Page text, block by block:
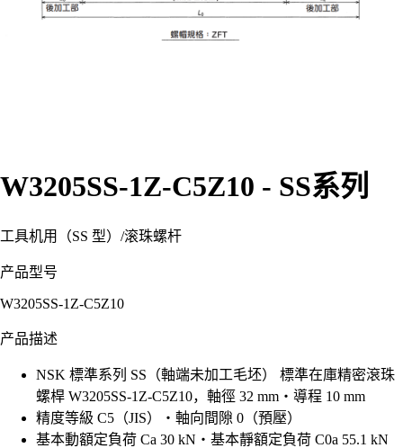
W3205SS-1Z-C5Z10 - SS系列
工具机用（SS 型） /滚珠螺杆
产品型号
W3205SS-1Z-C5Z10
产品描述
NSK 標準系列 SS（軸端未加工毛坯） 標準在庫精密滾珠
螺桿 W3205SS-1Z-C5Z10，軸徑 32 mm・導程 10 mm
精度等級 C5（JIS）・軸向間隙 0（預壓）
基本動額定負荷 Ca 30 kN・基本靜額定負荷 C0a 55.1 kN